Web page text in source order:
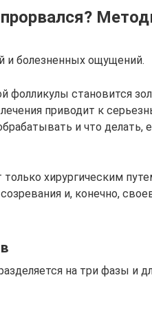
и болезненных ощущений.
фолликулы становится
приводит к
и что делать,
хирургическим
и, конечно,
на три фазы и